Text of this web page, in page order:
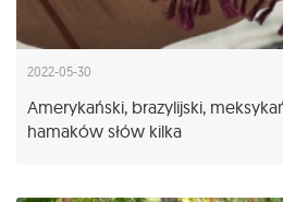
2022-05-30
Amerykański, brazylijski,
hamaków słów kilka